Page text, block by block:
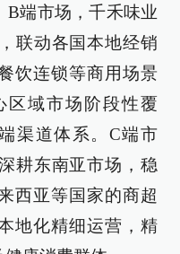
B端市场，千禾味业
联动各国本地经销
饮连锁等商用场景
区域市场阶段性覆
渠道体系。C端市
耕东南亚市场，稳
西亚等国家的商超
地化精细运营，精